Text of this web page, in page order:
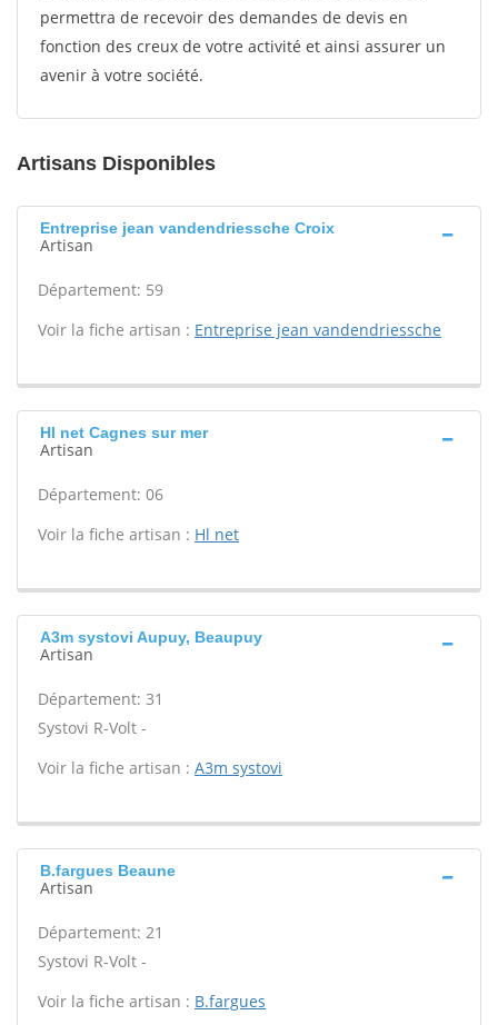
permettra de recevoir des demandes de devis en
fonction des creux de votre activité et ainsi assurer un
avenir à votre société.
Artisans Disponibles
Entreprise jean vandendriessche Croix
Artisan
Département: 59
Voir la fiche artisan : Entreprise jean vandendriessche
Hl net Cagnes sur mer
Artisan
Département: 06
Voir la fiche artisan : Hl net
A3m systovi Aupuy, Beaupuy
Artisan
Département: 31
Systovi R-Volt -
Voir la fiche artisan : A3m systovi
B.fargues Beaune
Artisan
Département: 21
Systovi R-Volt -
Voir la fiche artisan : B.fargues